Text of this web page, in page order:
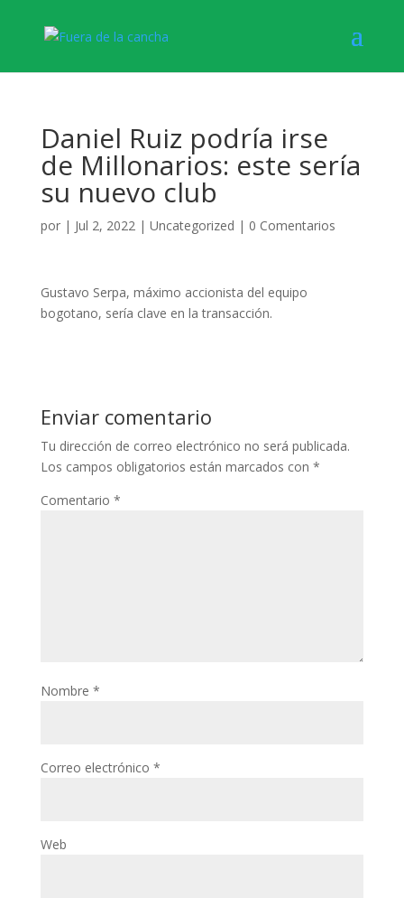
Daniel Ruiz podría irse
de Millonarios: este sería
su nuevo club
por | Jul 2, 2022| Uncategorized | 0 Comentarios
Gustavo Serpa, máximo accionista del equipo
bogotano, sería clave en la transacción.
Enviar comentario
Tu dirección de correo electrónico no será publicada.
Los campos obligatorios están marcados con *
Comentario *
Nombre *
Correo electrónico *
Web